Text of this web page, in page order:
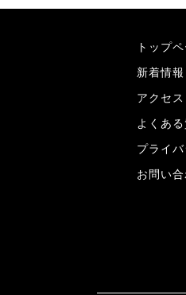
トップ
新着情報
アクセス
よくある
プライ
お問い